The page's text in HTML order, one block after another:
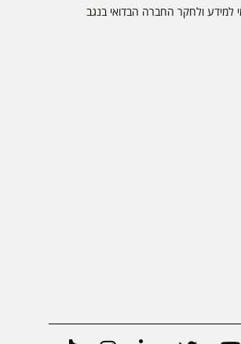
למידע ולחקר החברה הבדואי בנגב